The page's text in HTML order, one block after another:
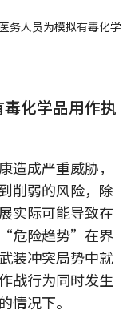
务人员为模拟有毒化学
化学品用作执
造成严重威胁，
削弱的风险，除
实际可能导致在
“危险趋势”在界
装冲突局势中就
战行为同时发生
情况下。